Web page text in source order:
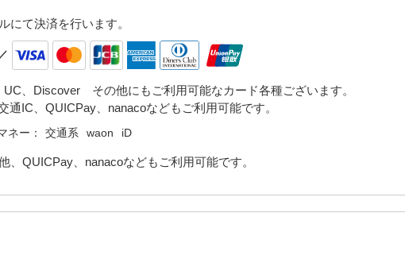
にて決済を行います。
UC、Discover その他にもご利用可能なカード各種ございます。
通IC、QUICPay、nanacoなどもご利用可能です。
ネー： 交通系 waon iD
、QUICPay、nanacoなどもご利用可能です。